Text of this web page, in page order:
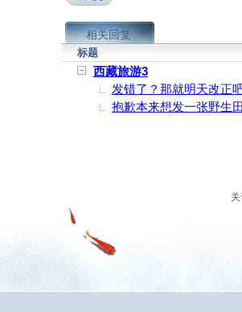
相关回复
标题
西藏旅游3
发错了？那就明天改
抱歉本来想发一张野生